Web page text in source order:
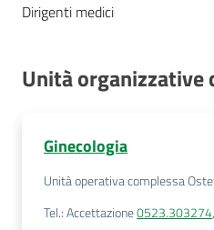
e
territorio
Piacenza
Dirigenti medici
Unità organizzative
Ginecologia
Unità operativa complessa
Tel.:Accettazione0523.303274,